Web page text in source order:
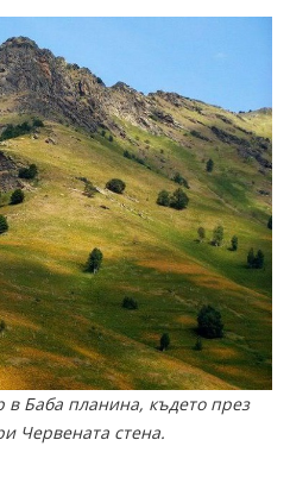
Баба планина, където през
Червената стена.